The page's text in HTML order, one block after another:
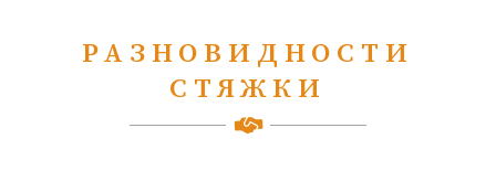
РАЗНОВИДНОСТИ
СТЯЖКИ